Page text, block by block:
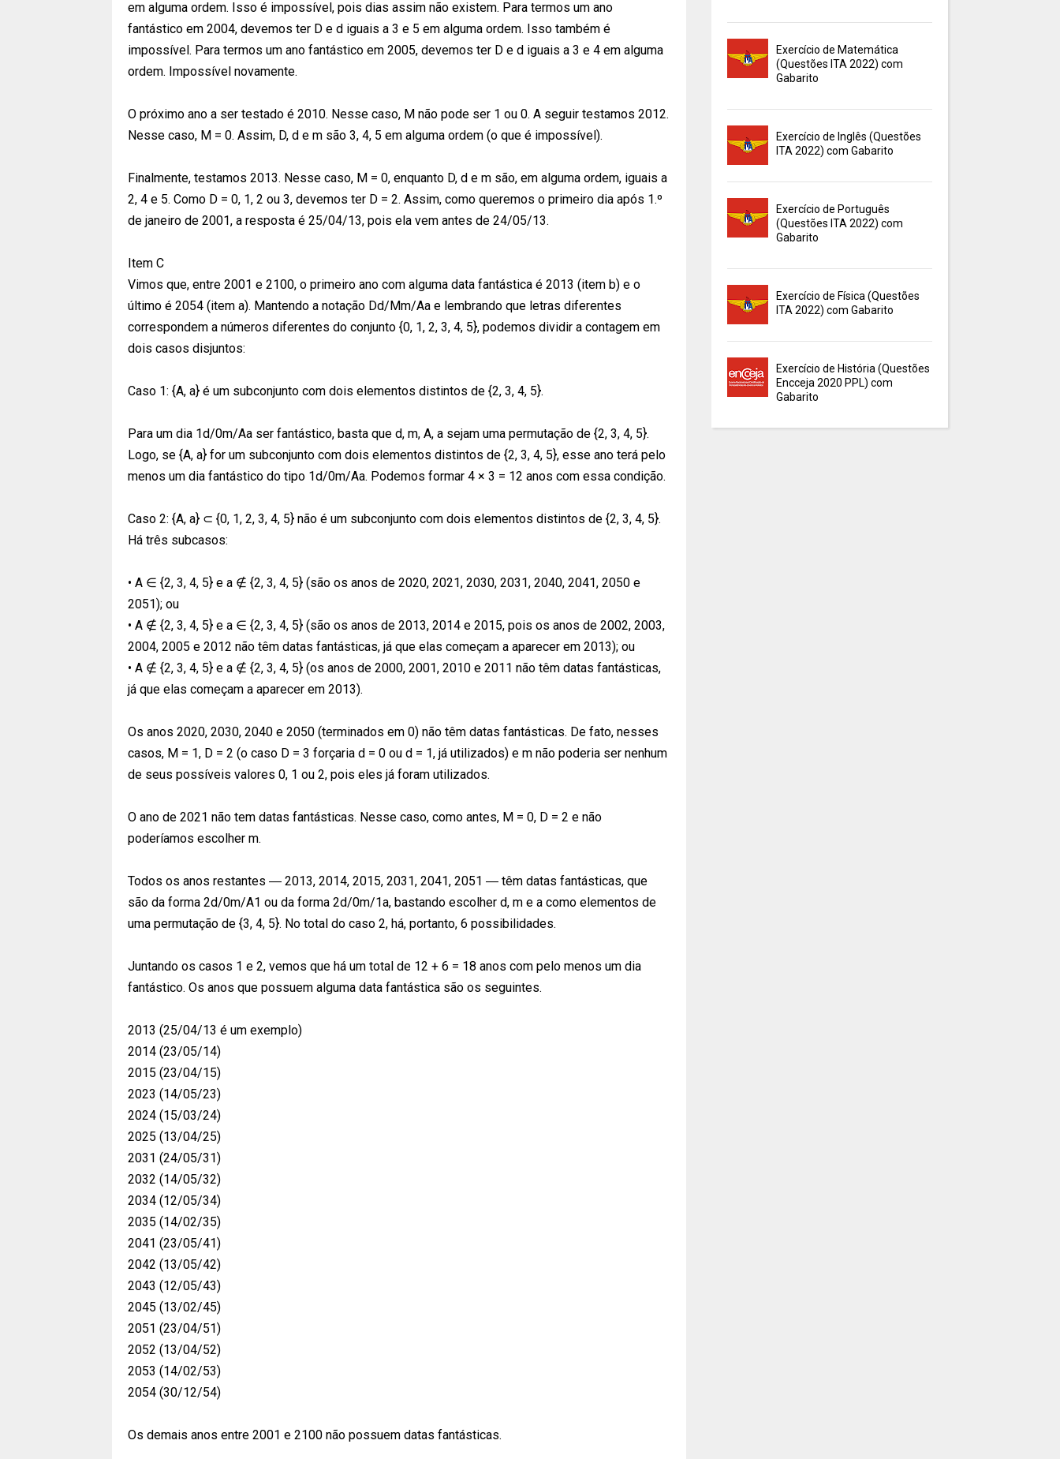
em alguma ordem. Isso é impossível, pois dias assim não existem. Para termos um ano
fantástico em 2004, devemos ter D e d iguais a 3 e 5 em alguma ordem. Isso também é
impossível. Para termos um ano fantástico em 2005, devemos ter D e d iguais a 3 e 4 em alguma
ordem. Impossível novamente.
O próximo ano a ser testado é 2010. Nesse caso, M não pode ser 1 ou 0. A seguir testamos 2012.
Nesse caso, M = 0. Assim, D, d e m são 3, 4, 5 em alguma ordem (o que é impossível).
Finalmente, testamos 2013. Nesse caso, M = 0, enquanto D, d e m são, em alguma ordem, iguais a
2, 4 e 5. Como D = 0, 1, 2 ou 3, devemos ter D = 2. Assim, como queremos o primeiro dia após 1.º
de janeiro de 2001, a resposta é 25/04/13, pois ela vem antes de 24/05/13.
Item C
Vimos que, entre 2001 e 2100, o primeiro ano com alguma data fantástica é 2013 (item b) e o
último é 2054 (item a). Mantendo a notação Dd/Mm/Aa e lembrando que letras diferentes
correspondem a números diferentes do conjunto {0, 1, 2, 3, 4, 5}, podemos dividir a contagem em
dois casos disjuntos:
Caso 1: {A, a} é um subconjunto com dois elementos distintos de {2, 3, 4, 5}.
Para um dia 1d/0m/Aa ser fantástico, basta que d, m, A, a sejam uma permutação de {2, 3, 4, 5}.
Logo, se {A, a} for um subconjunto com dois elementos distintos de {2, 3, 4, 5}, esse ano terá pelo
menos um dia fantástico do tipo 1d/0m/Aa. Podemos formar 4 × 3 = 12 anos com essa condição.
Caso 2: {A, a} ⊂ {0, 1, 2, 3, 4, 5} não é um subconjunto com dois elementos distintos de {2, 3, 4, 5}.
Há três subcasos:
• A ∈ {2, 3, 4, 5} e a ∉ {2, 3, 4, 5} (são os anos de 2020, 2021, 2030, 2031, 2040, 2041, 2050 e
2051); ou
• A ∉ {2, 3, 4, 5} e a ∈ {2, 3, 4, 5} (são os anos de 2013, 2014 e 2015, pois os anos de 2002, 2003,
2004, 2005 e 2012 não têm datas fantásticas, já que elas começam a aparecer em 2013); ou
• A ∉ {2, 3, 4, 5} e a ∉ {2, 3, 4, 5} (os anos de 2000, 2001, 2010 e 2011 não têm datas fantásticas,
já que elas começam a aparecer em 2013).
Os anos 2020, 2030, 2040 e 2050 (terminados em 0) não têm datas fantásticas. De fato, nesses
casos, M = 1, D = 2 (o caso D = 3 forçaria d = 0 ou d = 1, já utilizados) e m não poderia ser nenhum
de seus possíveis valores 0, 1 ou 2, pois eles já foram utilizados.
O ano de 2021 não tem datas fantásticas. Nesse caso, como antes, M = 0, D = 2 e não
poderíamos escolher m.
Todos os anos restantes ― 2013, 2014, 2015, 2031, 2041, 2051 ― têm datas fantásticas, que
são da forma 2d/0m/A1 ou da forma 2d/0m/1a, bastando escolher d, m e a como elementos de
uma permutação de {3, 4, 5}. No total do caso 2, há, portanto, 6 possibilidades.
Juntando os casos 1 e 2, vemos que há um total de 12 + 6 = 18 anos com pelo menos um dia
fantástico. Os anos que possuem alguma data fantástica são os seguintes.
2013 (25/04/13 é um exemplo)
2014 (23/05/14)
2015 (23/04/15)
2023 (14/05/23)
2024 (15/03/24)
2025 (13/04/25)
2031 (24/05/31)
2032 (14/05/32)
2034 (12/05/34)
2035 (14/02/35)
2041 (23/05/41)
2042 (13/05/42)
2043 (12/05/43)
2045 (13/02/45)
2051 (23/04/51)
2052 (13/04/52)
2053 (14/02/53)
2054 (30/12/54)
Os demais anos entre 2001 e 2100 não possuem datas fantásticas.
Exercício de Matemática
(Questões ITA 2022) com
Gabarito
Exercício de Inglês (Questões
ITA 2022) com Gabarito
Exercício de Português
(Questões ITA 2022) com
Gabarito
Exercício de Física (Questões
ITA 2022) com Gabarito
Exercício de História (Questões
Encceja 2020 PPL) com
Gabarito